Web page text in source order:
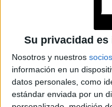
Su privacidad
Nosotros y nuestros socios
información en un
datos personales, como
estándar enviada por un
JENNIFER LÓPEZ
CORPORAL CON UN